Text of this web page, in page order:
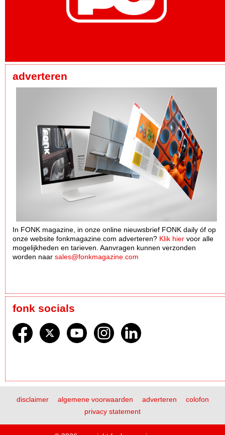
adverteren
In FONK magazine, in onze online nieuwsbrief FONK daily óf op
onze website fonkmagazine.com adverteren? Klik hier voor alle
mogelijkheden en tarieven. Aanvragen kunnen verzonden
worden naar sales@fonkmagazine.com
fonk socials
disclaimer algemene voorwaarden adverteren
colofon
privacy statement